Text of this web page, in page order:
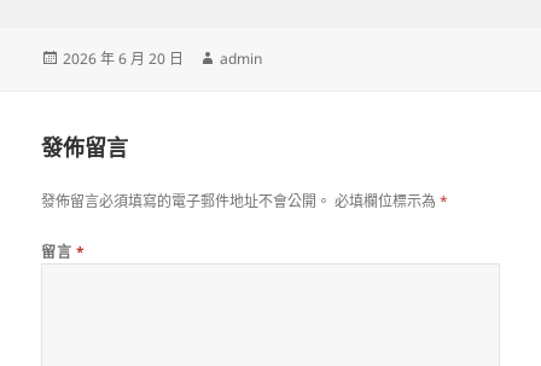
發
2026 年 6 月 20 日
作
admin
發佈留言
發佈留言必須填寫的電子郵件地址不會公開。 必填欄位標示為*
留言 *